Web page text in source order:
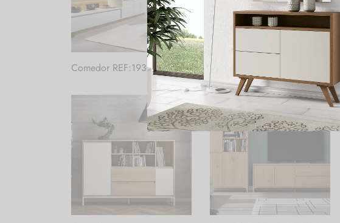
Comedor REF:1930222F002 Comedor REF:1930222F006